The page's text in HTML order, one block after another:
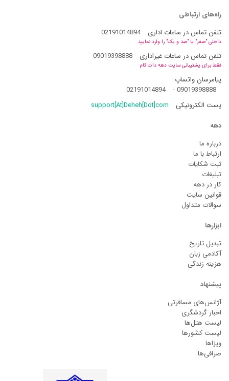
راه‌های ارتباطی
تلفن تماس در ساعات اداری
02191014894
داخلی "صفر" یا "صد و یک" را وارد نمایید
تلفن تماس در ساعات غیراداری 09019398888
فقط برای پشتیبانی سایت دهه دات کام
پیامرسان واتساپ
09019398888
-
02191014894
پست الکترونیکی
support[At]Deheh[Dot]com
دهه
درباره ما
ارتباط با ما
ثبت شکایات
تبلیغات
کار در دهه
قوانین سایت
سوالات متداول
ابزارها
تبدیل تاریخ
آکادمی زبان
هزینه زندگی
پیشنهاد
آژانس‌های مسافرتی
اخبار گردشگری
لیست هتل‌ها
لیست کشورها
ویزاها
صرافی‌ها